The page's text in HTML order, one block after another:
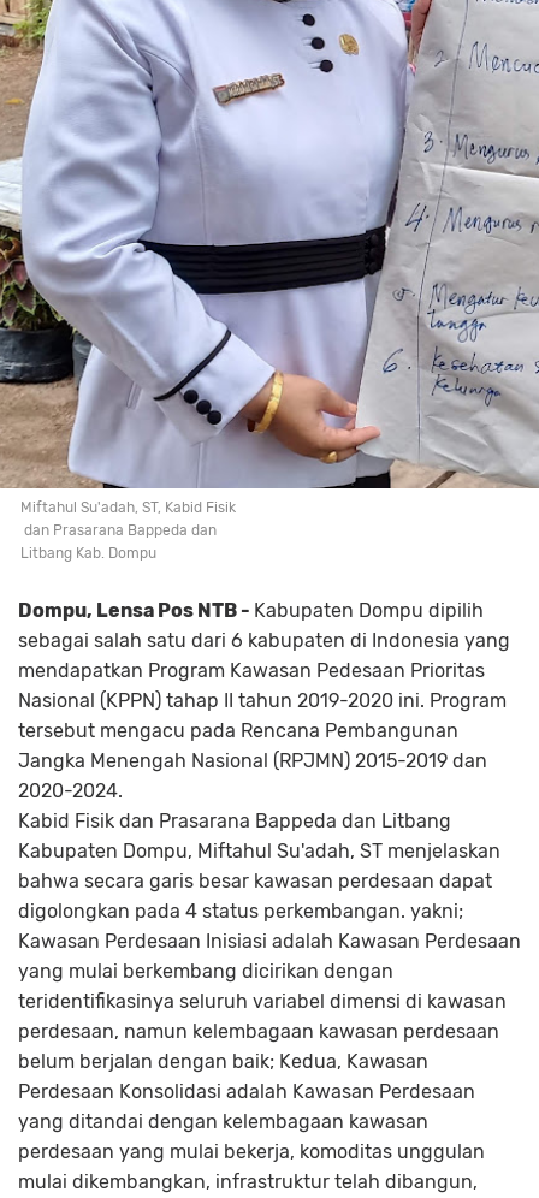
Miftahul Su'adah, ST, Kabid Fisik
dan Prasarana Bappeda dan
Litbang Kab. Dompu
Dompu, Lensa Pos NTB - Kabupaten Dompu dipilih
sebagai salah satu dari 6 kabupaten di Indonesia yang
mendapatkan Program Kawasan Pedesaan Prioritas
Nasional (KPPN) tahap II tahun 2019-2020 ini. Program
tersebut mengacu pada Rencana Pembangunan
Jangka Menengah Nasional (RPJMN) 2015-2019 dan
2020-2024.
Kabid Fisik dan Prasarana Bappeda dan Litbang
Kabupaten Dompu, Miftahul Su'adah, ST menjelaskan
bahwa secara garis besar kawasan perdesaan dapat
digolongkan pada 4 status perkembangan. yakni;
Kawasan Perdesaan Inisiasi adalah Kawasan Perdesaan
yang mulai berkembang dicirikan dengan
teridentifikasinya seluruh variabel dimensi di kawasan
perdesaan, namun kelembagaan kawasan perdesaan
belum berjalan dengan baik; Kedua, Kawasan
Perdesaan Konsolidasi adalah Kawasan Perdesaan
yang ditandai dengan kelembagaan kawasan
perdesaan yang mulai bekerja, komoditas unggulan
mulai dikembangkan, infrastruktur telah dibangun,